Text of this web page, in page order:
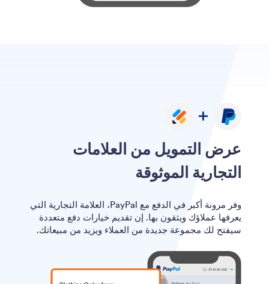
عرض التمويل من العلامات
التجارية الموثوقة
وفر مرونة أكبر في الدفع مع PayPal، العلامة التجارية التي
يعرفها عملاؤك ويثقون بها. إن تقديم خيارات دفع متعددة
سيفتح لك مجموعة جديدة من العملاء ويزيد من مبيعاتك.